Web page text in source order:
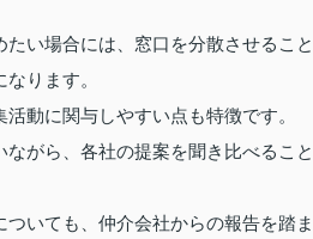
い場合には、窓口を分散させるこ
ります。
動に関与しやすい点も特徴です。
がら、各社の提案を聞き比べるこ
いても、仲介会社からの報告を踏